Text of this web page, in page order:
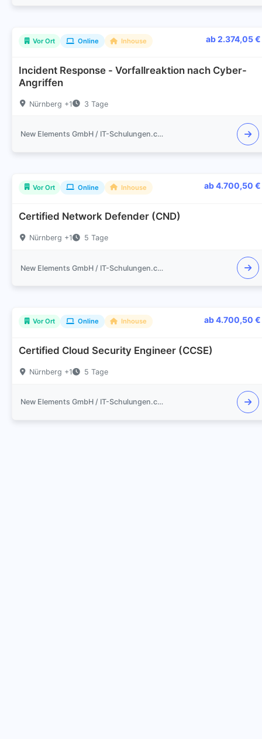
Vor Ort Online Inhouse ab 2.374,05 €
Incident Response - Vorfallreaktion nach Cyber-
Angriffen
Nürnberg +1 3 Tage
New Elements GmbH / IT-Schulungen.com
Vor Ort Online Inhouse ab 4.700,50 €
Certified Network Defender (CND)
Nürnberg +1 5 Tage
New Elements GmbH / IT-Schulungen.com
Vor Ort Online Inhouse ab 4.700,50 €
Certified Cloud Security Engineer (CCSE)
Nürnberg +1 5 Tage
New Elements GmbH / IT-Schulungen.com